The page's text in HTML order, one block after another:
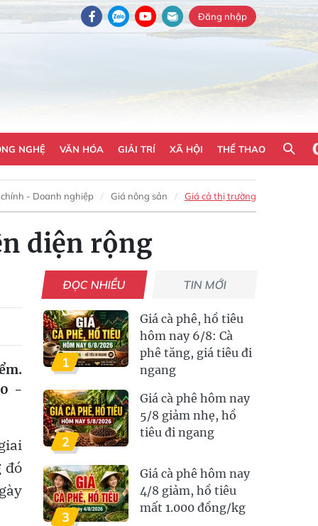
Đăng nhập
NGHỆ VĂN HÓA GIẢI TRÍ XÃ HỘI THỂ THAO
- Doanh nghiệp Giá nông sản Giá cả thị trường
diện rộng
-
đó
ĐỌC NHIỀU TIN MỚI
1
Giá cà phê, hồ tiêu
hôm nay 6/8: Cà
phê tăng, giá tiêu đi
ngang
2
Giá cà phê hôm nay
5/8 giảm nhẹ, hồ
tiêu đi ngang
3
Giá cà phê hôm nay
4/8 giảm, hồ tiêu
mất 1.000 đồng/kg